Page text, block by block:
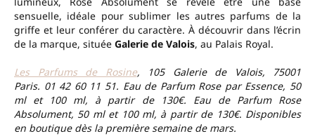
sensuelle, idéale pour sublimer les autres parfums de la
griffe et leur conférer du caractère. À découvrir dans l’écrin
de la marque, située Galerie de Valois, au Palais Royal.
Les Parfums de Rosine, 105 Galerie de Valois, 75001
Paris. 01 42 60 11 51. Eau de Parfum Rose par Essence, 50
ml et 100 ml, à partir de 130€. Eau de Parfum Rose
Absolument, 50 ml et 100 ml, à partir de 130€. Disponibles
en boutique dès la première semaine de mars.